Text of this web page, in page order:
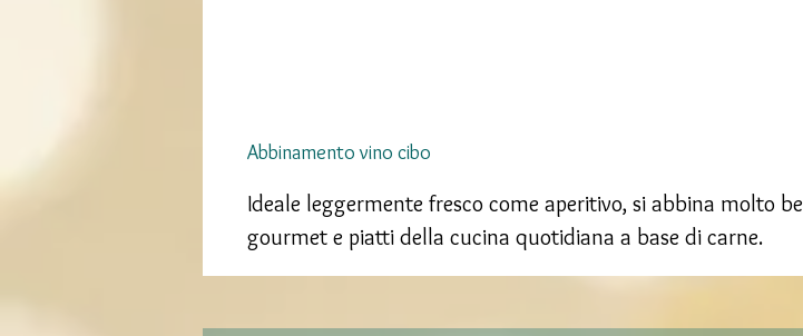
Abbinamento vino cibo
Ideale leggermente fresco come aperitivo, si abbina molto
gourmet e piatti della cucina quotidiana a base di carne.